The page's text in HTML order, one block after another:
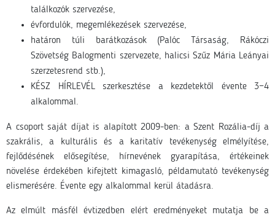
találkozók szervezése,
évfordulók, megemlékezések szervezése,
határon túli barátkozások (Palóc Társaság, Rákóczi
Szövetség Balogmenti szervezete, halicsi Szűz Mária Leányai
szerzetesrend stb.),
KÉSZ HÍRLEVÉL szerkesztése a kezdetektől évente 3−4
alkalommal.
A csoport saját díjat is alapított 2009-ben: a Szent Rozália-díj a
szakrális, a kulturális és a karitatív tevékenység elmélyítése,
fejlődésének elősegítése, hírnevének gyarapítása, értékeinek
növelése érdekében kifejtett kimagasló, példamutató tevékenység
elismerésére. Évente egy alkalommal kerül átadásra.
Az elmúlt másfél évtizedben elért eredményeket mutatja be a